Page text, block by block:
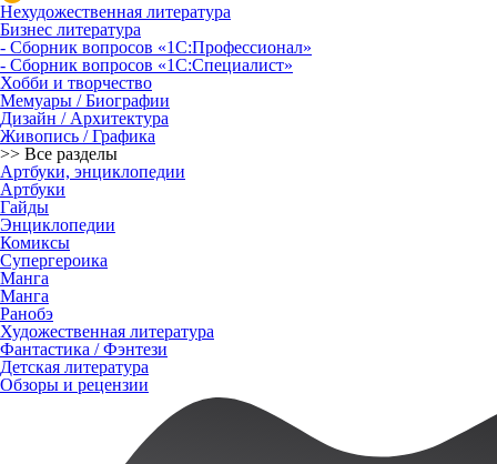
Нехудожественная литература
Бизнес литература
- Сборник вопросов «1С:Профессионал»
- Сборник вопросов «1С:Специалист»
Хобби и творчество
Мемуары / Биографии
Дизайн / Архитектура
Живопись / Графика
>> Все разделы
Артбуки, энциклопедии
Артбуки
Гайды
Энциклопедии
Комиксы
Супергероика
Манга
Манга
Ранобэ
Художественная литература
Фантастика / Фэнтези
Детская литература
Обзоры и рецензии